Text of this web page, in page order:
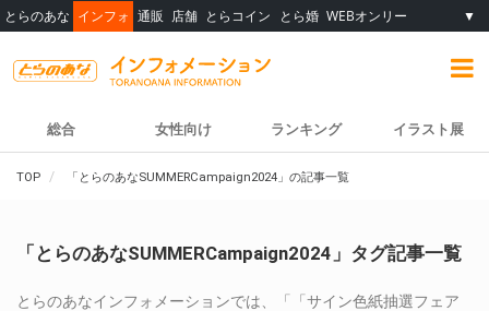
とらのあな インフォ 通販 店舗 とらコイン とら婚 WEBオンリー ▼
総合 女性向け ランキング イラスト展
TOP 「とらのあなSUMMERCampaign2024」の記事一覧
「とらのあなSUMMERCampaign2024」タグ記事一覧
とらのあなインフォメーションでは、「「サイン色紙抽選フェア